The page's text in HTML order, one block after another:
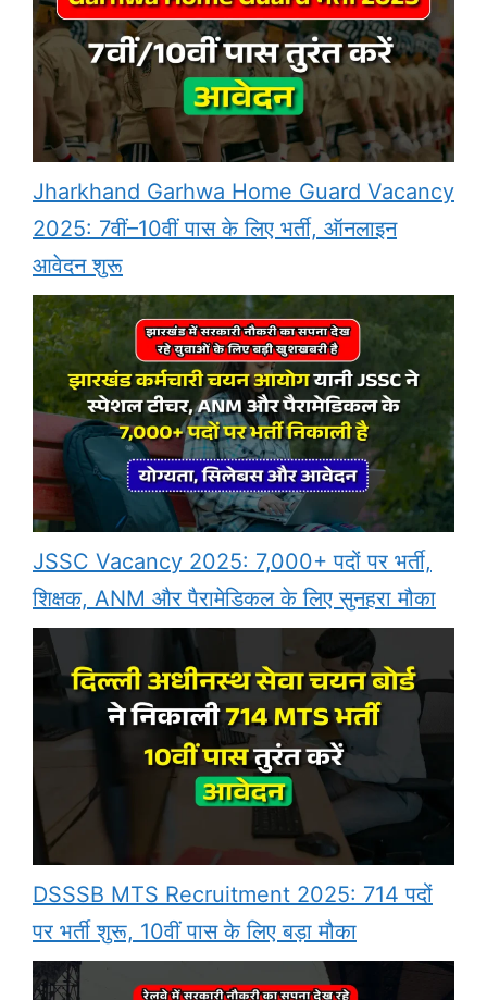
Jharkhand Garhwa Home Guard Vacancy
2025: 7वीं–10वीं पास के लिए भर्ती, ऑनलाइन
आवेदन शुरू
JSSC Vacancy 2025: 7,000+ पदों पर भर्ती,
शिक्षक, ANM और पैरामेडिकल के लिए सुनहरा मौका
DSSSB MTS Recruitment 2025: 714 पदों
पर भर्ती शुरू, 10वीं पास के लिए बड़ा मौका